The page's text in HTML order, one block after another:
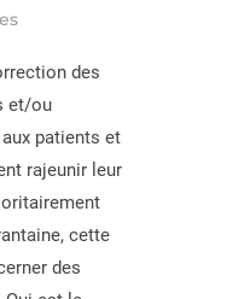
des
et/ou
patients et
rajeunir leur
cette
des